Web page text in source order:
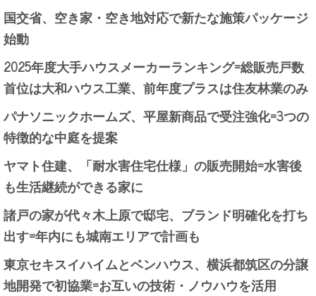
国交省、空き家・空き地対応で新たな施策パッケージ
始動
2025年度大手ハウスメーカーランキング=総販売戸数
首位は大和ハウス工業、前年度プラスは住友林業のみ
パナソニックホームズ、平屋新商品で受注強化=3つの
特徴的な中庭を提案
ヤマト住建、「耐水害住宅仕様」の販売開始=水害後
も生活継続ができる家に
諸戸の家が代々木上原で邸宅、ブランド明確化を打ち
出す=年内にも城南エリアで計画も
東京セキスイハイムとベンハウス、横浜都筑区の分譲
地開発で初協業=お互いの技術・ノウハウを活用